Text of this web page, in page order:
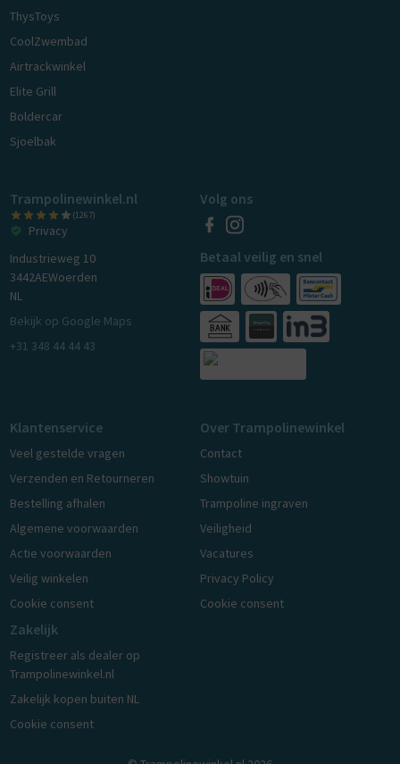
ThysToys
CoolZwembad
Airtrackwinkel
Elite Grill
Boldercar
Sjoelbak
Trampolinewinkel.nl
(1267)
Privacy
Industrieweg 10
3442AEWoerden
NL
Bekijk op Google Maps
+31 348 44 44 43
Volg ons
Betaal veilig en snel
Klantenservice
Veel gestelde vragen
Verzenden en Retourneren
Bestelling afhalen
Algemene voorwaarden
Actie voorwaarden
Veilig winkelen
Cookie consent
Over Trampolinewinkel
Contact
Showtuin
Trampoline ingraven
Veiligheid
Vacatures
Privacy Policy
Cookie consent
Zakelijk
Registreer als dealer op
Trampolinewinkel.nl
Zakelijk kopen buiten NL
Cookie consent